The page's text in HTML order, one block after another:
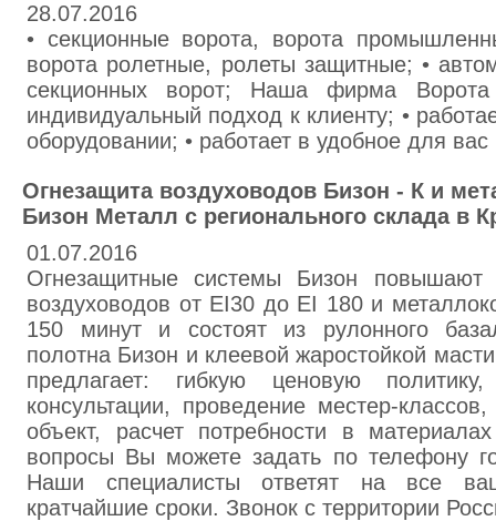
28.07.2016
• секционные ворота, ворота
ворота ролетные, ролеты защитные; •
секционных ворот; Наша фирма Ворота
индивидуальный подход к клиенту; •
оборудовании; • работает в удобное для
Огнезащита воздуховодов Бизон - К и
Бизон Металл с регионального склада в
01.07.2016
Огнезащитные системы Бизон повышают
воздуховодов от EI30 до EI 180 и
150 минут и состоят из рулонного
полотна Бизон и клеевой жаростойкой
предлагает: гибкую ценовую
консультации, проведение местер-
объект, расчет потребности в
вопросы Вы можете задать по телефону
Наши специалисты ответят на все
кратчайшие сроки. Звонок с территории